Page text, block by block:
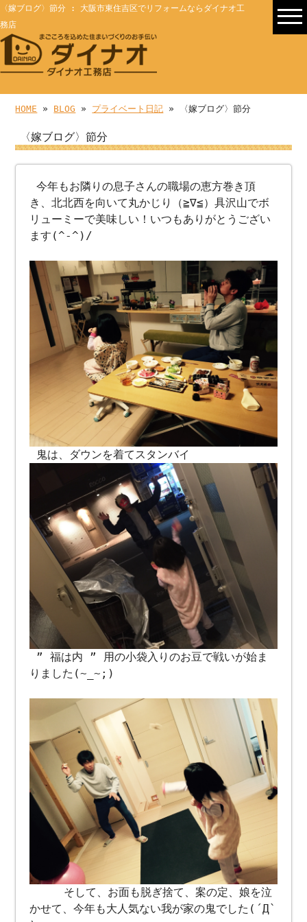
〈嫁ブログ〉節分 : 大阪市東住吉区でリフォームならダイナオ工
務店
HOME » BLOG » プライベート日記 » 〈嫁ブログ〉節分
〈嫁ブログ〉節分
今年もお隣りの息子さんの職場の恵方巻き頂
き、北北西を向いて丸かじり（≧∇≦）具沢山でボ
リューミーで美味しい！いつもありがとうござい
ます(^-^)/
鬼は、ダウンを着てスタンバイ
” 福は内 ” 用の小袋入りのお豆で戦いが始ま
りました(~_~;)
そして、お面も脱ぎ捨て、案の定、娘を泣
かせて、今年も大人気ない我が家の鬼でした(´Д`